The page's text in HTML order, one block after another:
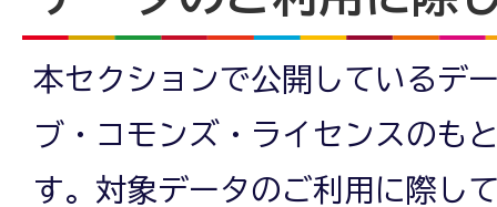
本セクションで公開しているデ
ブ・コモンズ・ライセンスのも
す。対象データのご利用に際し